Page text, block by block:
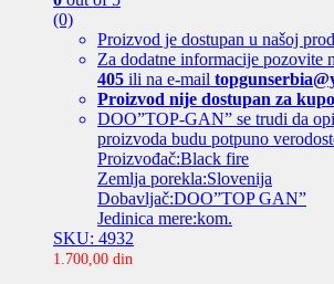
(0)
Proizvod je dostupan u našoj
Za dodatne informacije pozovite
405 ili na e-mail
Proizvod nije dostupan za
DOO”TOP-GAN” se trudi da
proizvoda budu potpuno
Proizvođač:Black fire
Zemlja porekla:Slovenija
Dobavljač:DOO”TOP GAN”
Jedinica mere:kom.
SKU: 4932
1.700,00 din